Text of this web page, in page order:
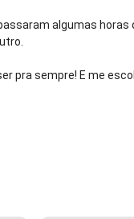
algumas
pra sempre! E me